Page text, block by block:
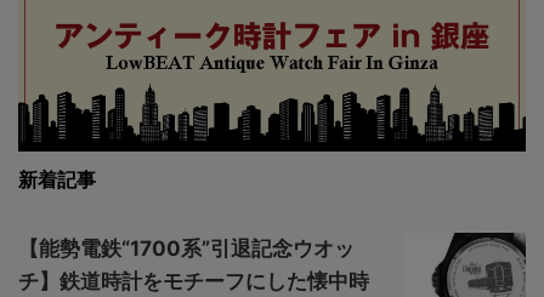
新着記事
【能勢電鉄“1700系”引退記念ウオッ
チ】鉄道時計をモチーフにした懐中時